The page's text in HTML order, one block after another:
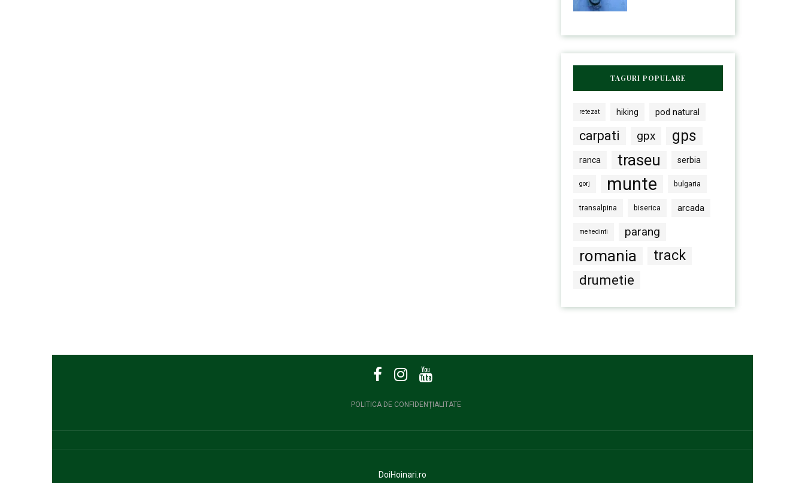
TAGURI POPULARE
retezat hiking pod natural
carpati gpx gps
ranca traseu serbia
gorj munte bulgaria
transalpina biserica arcada
mehedinti parang
romania track
drumetie
POLITICA DE CONFIDENȚIALITATE
DoiHoinari.ro